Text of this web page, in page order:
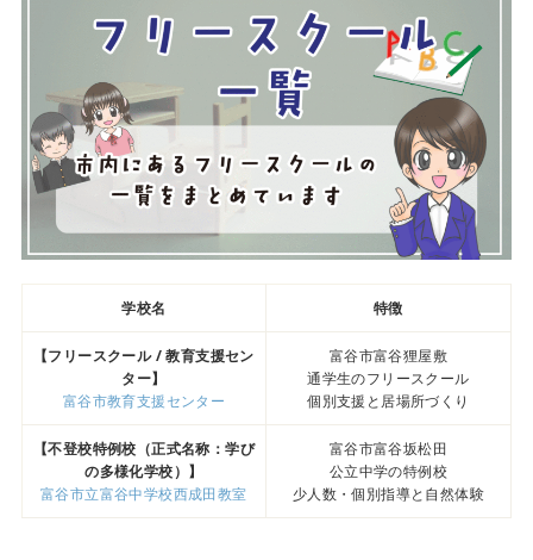
学校名 特徴
【フリースクール / 教育支援セン
ター】
富谷市教育支援センター
富谷市富谷狸屋敷
通学生のフリースクール
個別支援と居場所づくり
【不登校特例校（正式名称：学び
の多様化学校）】
富谷市立富谷中学校西成田教室
富谷市富谷坂松田
公立中学の特例校
少人数・個別指導と自然体験